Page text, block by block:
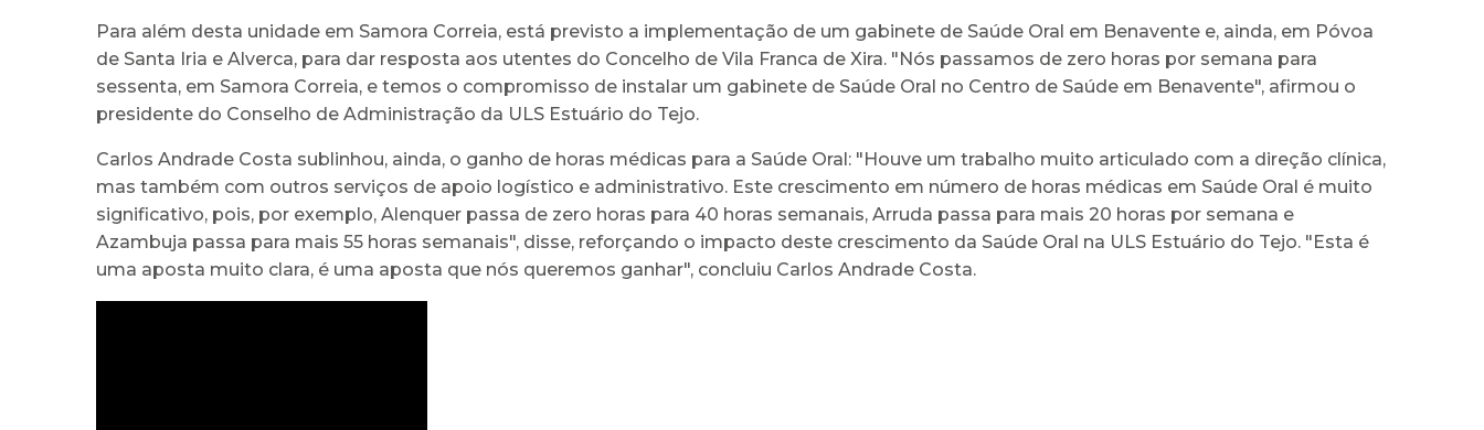
Para além desta unidade em Samora Correia, está previsto a implementação de um gabinete de Saúde Oral em Benavente e, ainda, em Póvoa
de Santa Iria e Alverca, para dar resposta aos utentes do Concelho de Vila Franca de Xira. "Nós passamos de zero horas por semana para
sessenta, em Samora Correia, e temos o compromisso de instalar um gabinete de Saúde Oral no Centro de Saúde em Benavente", afirmou o
presidente do Conselho de Administração da ULS Estuário do Tejo.
Carlos Andrade Costa sublinhou, ainda, o ganho de horas médicas para a Saúde Oral: "Houve um trabalho muito articulado com a direção clínica,
mas também com outros serviços de apoio logístico e administrativo. Este crescimento em número de horas médicas em Saúde Oral é muito
significativo, pois, por exemplo, Alenquer passa de zero horas para 40 horas semanais, Arruda passa para mais 20 horas por semana e
Azambuja passa para mais 55 horas semanais", disse, reforçando o impacto deste crescimento da Saúde Oral na ULS Estuário do Tejo. "Esta é
uma aposta muito clara, é uma aposta que nós queremos ganhar", concluiu Carlos Andrade Costa.